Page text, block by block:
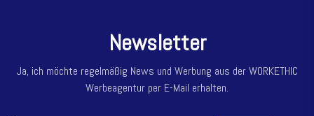
Newsletter
Ja, ich möchte regelmäßig News und Werbung aus der WORKETHIC
Werbeagentur per E-Mail erhalten.